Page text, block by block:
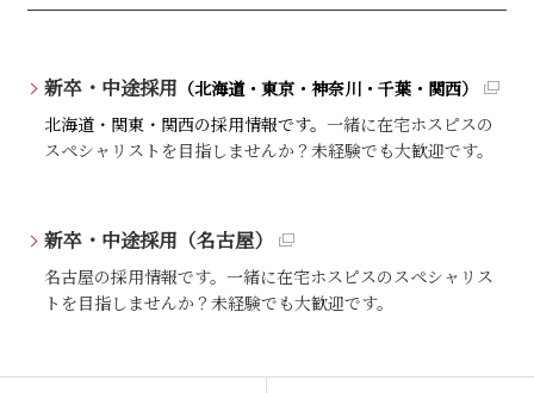
新卒・中途採用 （北海道・東京・神奈川・千葉・関西）
北海道・関東・関西の採用情報です。 一緒に在宅ホスピスの
スペシャリストを目指しませんか？未経験でも大歓迎です。
新卒・中途採用（名古屋）
名古屋の採用情報です。一緒に在宅ホスピスのスペシャリス
トを目指しませんか？未経験でも大歓迎です。